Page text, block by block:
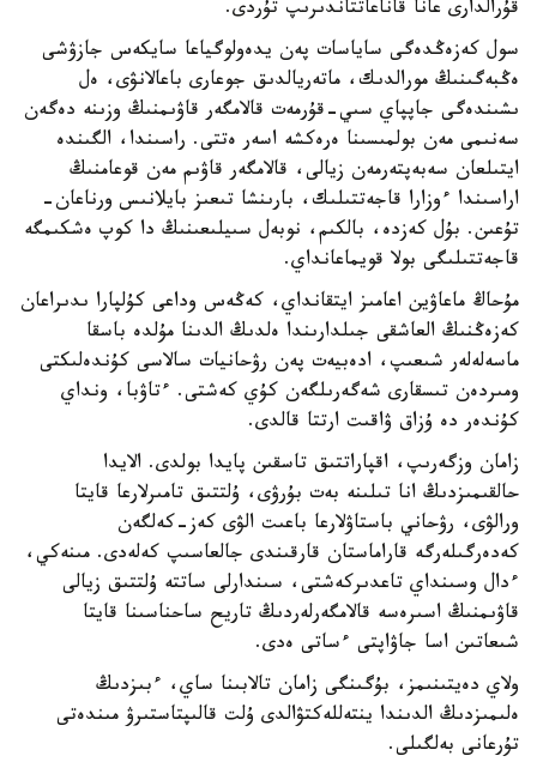
قۇرالدارى عانا قاناعاتتاندىرىپ تۇردى.
سول كەزەڭدەگى ساياسات پەن يدەولوگياعا سايكەس جازۋشى
ەڭبەگىنىڭ مورالدىك، ماتەريالدىق جوعارى باعالانۋى، ەل
ىشىندەگى جاپپاي سىي-قۇرمەت قالامگەر قاۋىمنىڭ وزىنە دەگەن
سەنىمى مەن بولمىسىنا ەرەكشە اسەر ەتتى. راسىندا، الگىندە
ايتىلعان سەبەپتەرمەن زيالى، قالامگەر قاۋىم مەن قوعامنىڭ
اراسىندا ءوزارا قاجەتتىلىك، بارىنشا تىعىز بايلانىس ورناعان-
تۇعىن. بۇل كەزدە، بالكىم، نوبەل سىيلىعىنىڭ دا كوپ ەشكىمگە
قاجەتتىلىگى بولا قويماعانداي.
مۇحاڭ ماعاۋين اعامىز ايتقانداي، كەڭەس وداعى كۇلپارا ىدىراعان
كەزەڭنىڭ العاشقى جىلدارىندا ەلدىڭ الدىنا مۇلدە باسقا
ماسەلەلەر شىعىپ، ادەبيەت پەن رۋحانيات سالاسى كۇندەلىكتى
ومىردەن تىسقارى شەگەرىلگەن كۇي كەشتى. ءتاۋبا، ونداي
كۇندەر دە ۇزاق ۋاقىت ارتتا قالدى.
زامان وزگەرىپ، اقپاراتتىق تاسقىن پايدا بولدى. الايدا
حالقىمىزدىڭ انا تىلىنە بەت بۇرۋى، ۇلتتىق تامىرلارعا قايتا
ورالۋى، رۋحاني باستاۋلارعا باعىت الۋى كەز-كەلگەن
كەدەرگىلەرگە قاراماستان قارقىندى جالعاسىپ كەلەدى. مىنەكي،
ءدال وسىنداي تاعدىركەشتى، سىندارلى ساتتە ۇلتتىق زيالى
قاۋىمنىڭ اسىرەسە قالامگەرلەردىڭ تاريح ساحناسىنا قايتا
شىعاتىن اسا جاۋاپتى ءساتى ەدى.
ولاي دەيتىنىمز، بۇگىنگى زامان تالابىنا ساي، ءبىزدىڭ
ەلىمىزدىڭ الدىندا ينتەللەكتۋالدى ۇلت قالىپتاستىرۋ مىندەتى
تۇرعانى بەلگىلى.